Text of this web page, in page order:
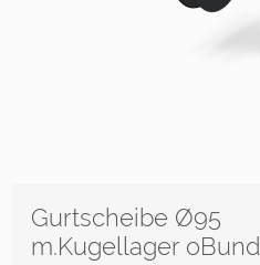
Gurtscheibe Ø95
m.Kugellager oBund